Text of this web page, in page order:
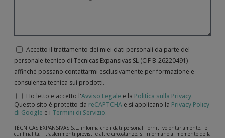
Accetto il trattamento dei miei dati personali da parte del
personale tecnico di Técnicas Expansivas SL (CIF B-­26220491)
affinché possano contattarmi esclusivamente per formazione e
consulenza tecnica sui prodotti.
Ho letto e accetto l'Avviso Legale e la Politica sulla Privacy.
Questo sito è protetto da reCAPTCHA e si applicano la Privacy Policy
di Google e i Termini di Servizio.
TÉCNICAS EXPANSIVAS S.L. informa che i dati personali forniti volontariamente, le
cui finalità, i trasferimenti previsti e altre circostanze, si informano al momento della